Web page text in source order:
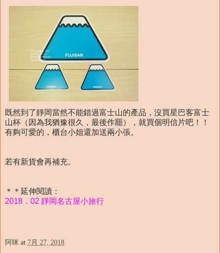
既然到了靜岡當然不能錯過富士山的產品，沒買星巴客富士
山杯（因為我猶豫很久，最後作罷），就買個明信片吧！！
有夠可愛的，櫃台小姐還加送兩小張。
若有新貨會再補充。
＊＊延伸閱讀：
2018．02 靜岡名古屋小旅行
阿咪 at 7月 27, 2018